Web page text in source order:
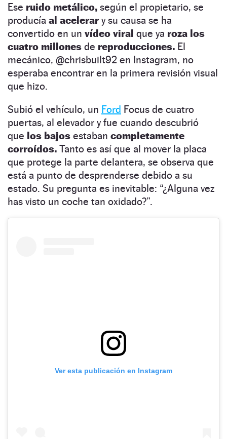
Ese ruido metálico, según el propietario, se
producía al acelerary su causa se ha
convertido en un vídeo viral que ya roza los
cuatro millones de reproducciones. El
mecánico, @chrisbuilt92 en Instagram, no
esperaba encontrar en la primera revisión visual
que hizo.
Subió el vehículo, un Ford Focus de cuatro
puertas, al elevador y fue cuando descubrió
que los bajos estaban completamente
corroídos. Tanto es así que al mover la placa
que protege la parte delantera, se observa que
está a punto de desprenderse debido a su
estado. Su pregunta es inevitable: “¿Alguna vez
has visto un coche tan oxidado?”.
Ver esta publicación en Instagram